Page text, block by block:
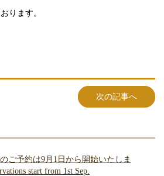
ります。
次の記事へ
ご予約は9月1日から開始いたしま
start from 1st Sep.